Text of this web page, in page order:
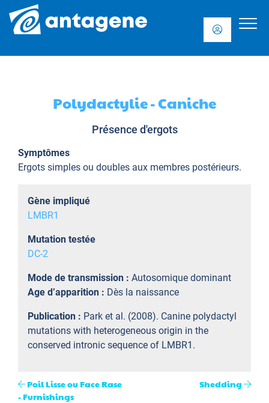
Polydactylie - Caniche
Présence d'ergots
Symptômes
Ergots simples ou doubles aux membres postérieurs.
Gène impliqué
LMBR1
Mutation testée
DC-2
Mode de transmission : Autosomique dominant
Age d’apparition : Dès la naissance
Publication : Park et al. (2008). Canine polydactyl
mutations with heterogeneous origin in the
conserved intronic sequence of LMBR1.
Poil Lisse ou Face Rase
- Furnishings
Shedding